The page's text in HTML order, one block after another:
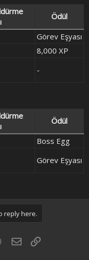
Ödül
Görev Eşyası
8,000 XP
-
Ödül
Boss Egg
Görev Eşyası
reply here.
WhatsApp
Email